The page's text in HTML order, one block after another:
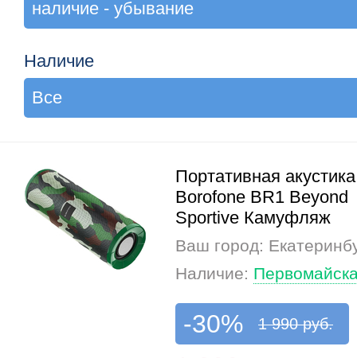
Наличие
Портативная акустика
Borofone BR1 Beyond
Sportive Камуфляж
Ваш город:
Наличие:
-30% 1 990 руб.